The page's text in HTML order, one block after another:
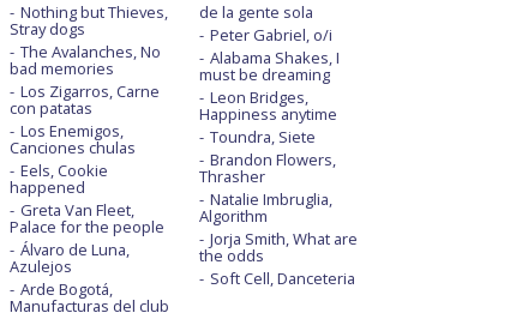
Nothing but Thieves,
Stray dogs
The Avalanches, No
bad memories
Los Zigarros, Carne
con patatas
Los Enemigos,
Canciones chulas
Eels, Cookie
happened
Greta Van Fleet,
Palace for the people
Álvaro de Luna,
Azulejos
Arde Bogotá,
Manufacturas del club
de la gente sola
Peter Gabriel, o/i
Alabama Shakes, I
must be dreaming
Leon Bridges,
Happiness anytime
Toundra, Siete
Brandon Flowers,
Thrasher
Natalie Imbruglia,
Algorithm
Jorja Smith, What are
the odds
Soft Cell, Danceteria